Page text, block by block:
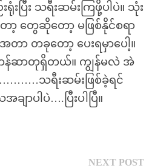
ပြီး သရီးဆမ်းကြဖို့ပါပဲ။ သုံး
ာ့ တွေဆိုတော့ မဖြစ်နိုင်စရာ
တာ တခုတော့ ပေးရမှာပေါ့။
န်ဆာတုရှိတယ်။ ကျွန်မလဲ အဲ
သရီးဆမ်းဖြစ်ခဲ့ရင်
ျာပါပဲ….ပြီးပါပြီ။
NEXT POST